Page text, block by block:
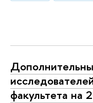
факультета на